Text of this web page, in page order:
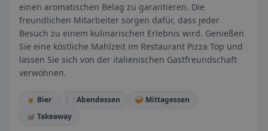
einen aromatischen Belag zu garantieren. Die
freundlichen Mitarbeiter sorgen dafür, dass jeder
Besuch zu einem kulinarischen Erlebnis wird. Genießen
Sie eine köstliche Mahlzeit im Restaurant Pizza Top und
lassen Sie sich von der italienischen Gastfreundschaft
verwöhnen.
🍺 Bier 🍽️ Abendessen
🥪 Mittagessen
🥡 Takeaway